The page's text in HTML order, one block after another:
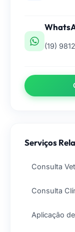
(19)
Serviços
Consulta
Consulta
Aplicação